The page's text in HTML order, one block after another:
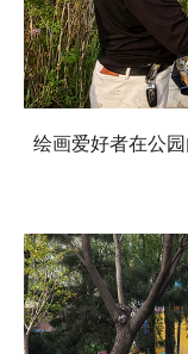
绘画爱好者在公